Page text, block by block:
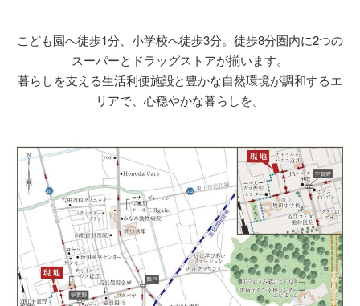
こども園へ徒歩1分、小学校へ徒歩3分。徒歩8分圏内に2つの
スーパーとドラッグストアが揃います。
暮らしを支える生活利便施設と豊かな自然環境が調和するエ
リアで、心穏やかな暮らしを。